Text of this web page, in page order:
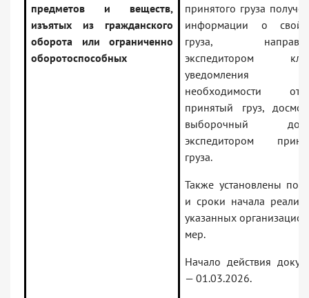
предметов и веществ,
изъятых из гражданского
оборота или ограниченно
оборотоспособных
принятого груза
информации о
груза,
экспедитором
необходимости
принятый груз,
выборочный
экспедитором
груза.
Также установлены
и сроки начала
указанных
мер.
Начало действия
— 01.03.2026.